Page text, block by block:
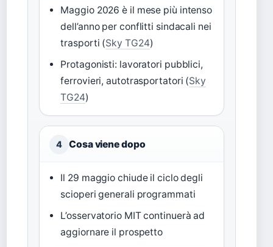
Maggio 2026 è il mese più intenso
dell’anno per conflitti sindacali nei
trasporti (Sky TG24)
Protagonisti: lavoratori pubblici,
ferrovieri, autotrasportatori (Sky
TG24)
4 Cosa viene dopo
Il 29 maggio chiude il ciclo degli
scioperi generali programmati
L’osservatorio MIT continuerà ad
aggiornare il prospetto